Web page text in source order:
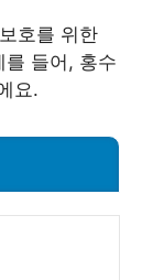
호를 위한
들어, 홍수
요.